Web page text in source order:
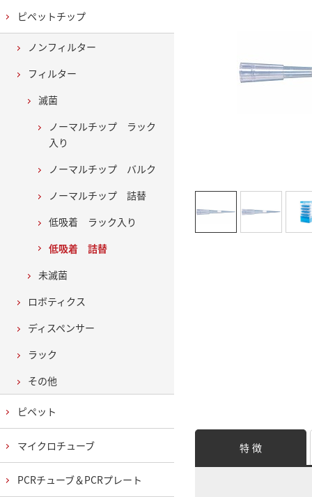
特 徴
ピペットチップ
ノンフィルター
フィルター
滅菌
ノーマルチップ ラック
入り
ノーマルチップ バルク
ノーマルチップ 詰替
低吸着 ラック入り
低吸着 詰替
未滅菌
ロボティクス
ディスペンサー
ラック
その他
ピペット
マイクロチューブ
PCRチューブ＆PCRプレート